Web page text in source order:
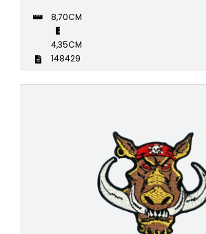
8,70CM
4,35CM
148429